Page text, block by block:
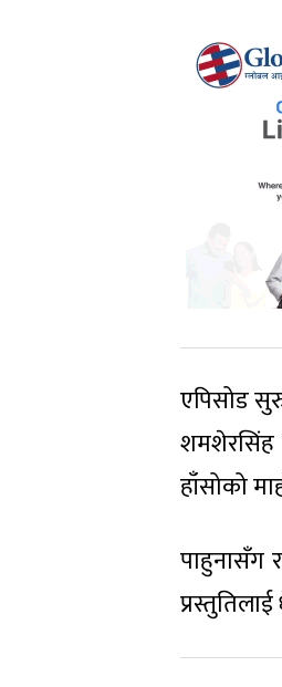
एपिसोड
शमशेरसिंह
हाँसोको
पाहुनासँग